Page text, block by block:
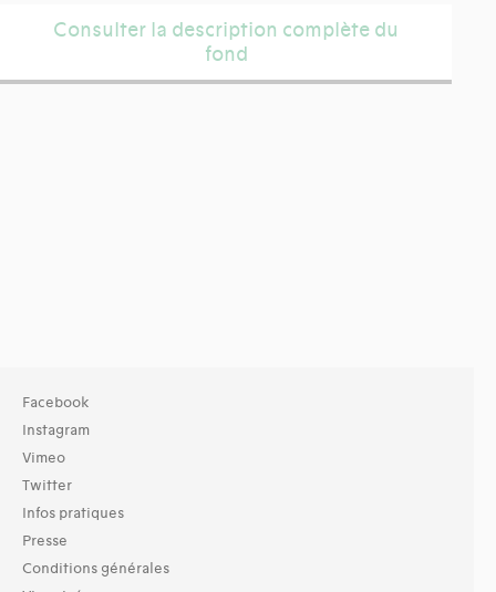
Consulter la description complète du
fond
Facebook
Instagram
Vimeo
Twitter
Infos pratiques
Presse
Conditions générales